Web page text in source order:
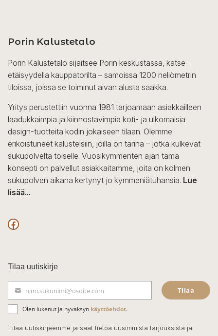
Porin Kalustetalo
Porin Kalustetalo sijaitsee Porin keskustassa, katse-
etäisyydellä kauppatorilta – samoissa 1200 neliömetrin
tiloissa, joissa se toiminut aivan alusta saakka.
Yritys perustettiin vuonna 1981 tarjoamaan asiakkailleen
laadukkaimpia ja kiinnostavimpia koti- ja ulkomaisia
design-tuotteita kodin jokaiseen tilaan. Olemme
erikoistuneet kalusteisiin, joilla on tarina – jotka kulkevat
sukupolvelta toiselle. Vuosikymmenten ajan tämä
konsepti on palvellut asiakkaitamme, joita on kolmen
sukupolven aikana kertynyt jo kymmeniätuhansia. Lue
lisää...
F
c
e
b
o
o
Tilaa uutiskirje
ä
h
k
nimi.sukunimi@osoite.com Tilaa
Olen lukenut ja hyväksyn käyttöehdot.
Tilaa uutiskirjeemme ja saat tietoa uusimmista tarjouksista ja